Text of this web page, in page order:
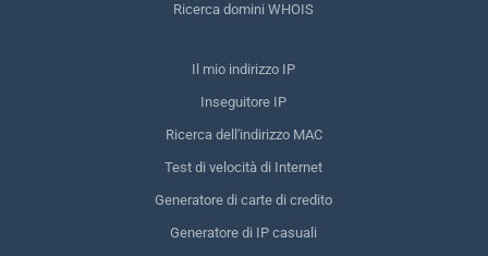
Ricerca domini WHOIS
Il mio indirizzo IP
Inseguitore IP
Ricerca dell'indirizzo MAC
Test di velocità di Internet
Generatore di carte di credito
Generatore di IP casuali